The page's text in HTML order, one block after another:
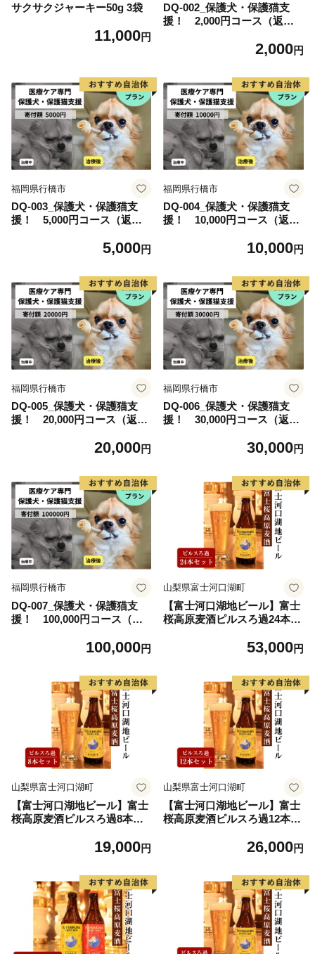
サクサクジャーキー50g 3袋
11,000円
DQ-002_保護犬・保護猫支
援！ 2,000円コース（返礼
2,000円
福岡県行橋市
DQ-003_保護犬・保護猫支
援！ 5,000円コース（返礼
5,000円
福岡県行橋市
DQ-004_保護犬・保護猫支
援！ 10,000円コース（返礼
10,000円
福岡県行橋市
DQ-005_保護犬・保護猫支
援！ 20,000円コース（返礼
20,000円
福岡県行橋市
DQ-006_保護犬・保護猫支
援！ 30,000円コース（返礼
30,000円
福岡県行橋市
DQ-007_保護犬・保護猫支
援！ 100,000円コース（返
100,000円
山梨県富士河口湖町
【富士河口湖地ビール】富士
桜高原麦酒ピルスろ過24本セ
53,000円
山梨県富士河口湖町
【富士河口湖地ビール】富士
桜高原麦酒ピルスろ過8本セ
19,000円
山梨県富士河口湖町
【富士河口湖地ビール】富士
桜高原麦酒ピルスろ過12本セ
26,000円